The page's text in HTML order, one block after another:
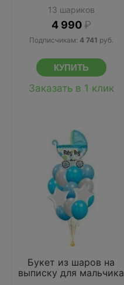
13 шариков
4 990 ₽
Подписчикам: 4 741 руб.
Заказать в 1 клик
Букет из шаров на
выписку для мальчика